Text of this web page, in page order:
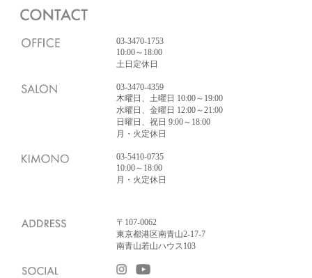
03-3470-1753
10:00～18:00
土日定休日
03-3470-4359
木曜日、土曜日 10:00～19:00
水曜日、金曜日 12:00～21:00
日曜日、祝日 9:00～18:00
月・火定休日
03-5410-0735
10:00～18:00
月・火定休日
〒107-0062
東京都港区南青山2-17-7
南青山若山ハウス103